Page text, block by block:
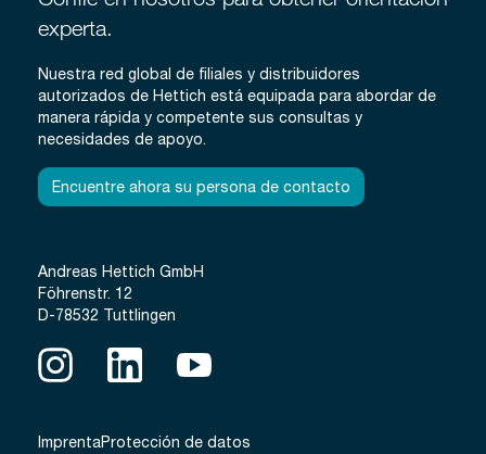
experta.
Nuestra red global de filiales y distribuidores
autorizados de Hettich está equipada para abordar de
manera rápida y competente sus consultas y
necesidades de apoyo.
Encuentre ahora su persona de contacto
Andreas Hettich GmbH
Föhrenstr. 12
D-78532 Tuttlingen
ImprentaProtección de datos